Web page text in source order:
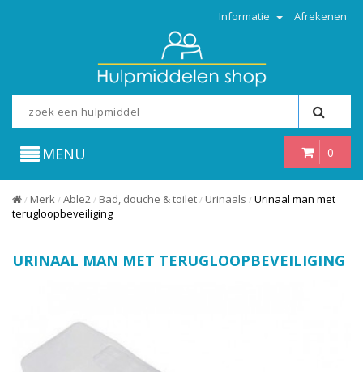
Informatie Afrekenen
0
MENU
/ Merk / Able2 / Bad, douche & toilet / Urinaals / Urinaal man met
terugloopbeveiliging
URINAAL MAN MET TERUGLOOPBEVEILIGING